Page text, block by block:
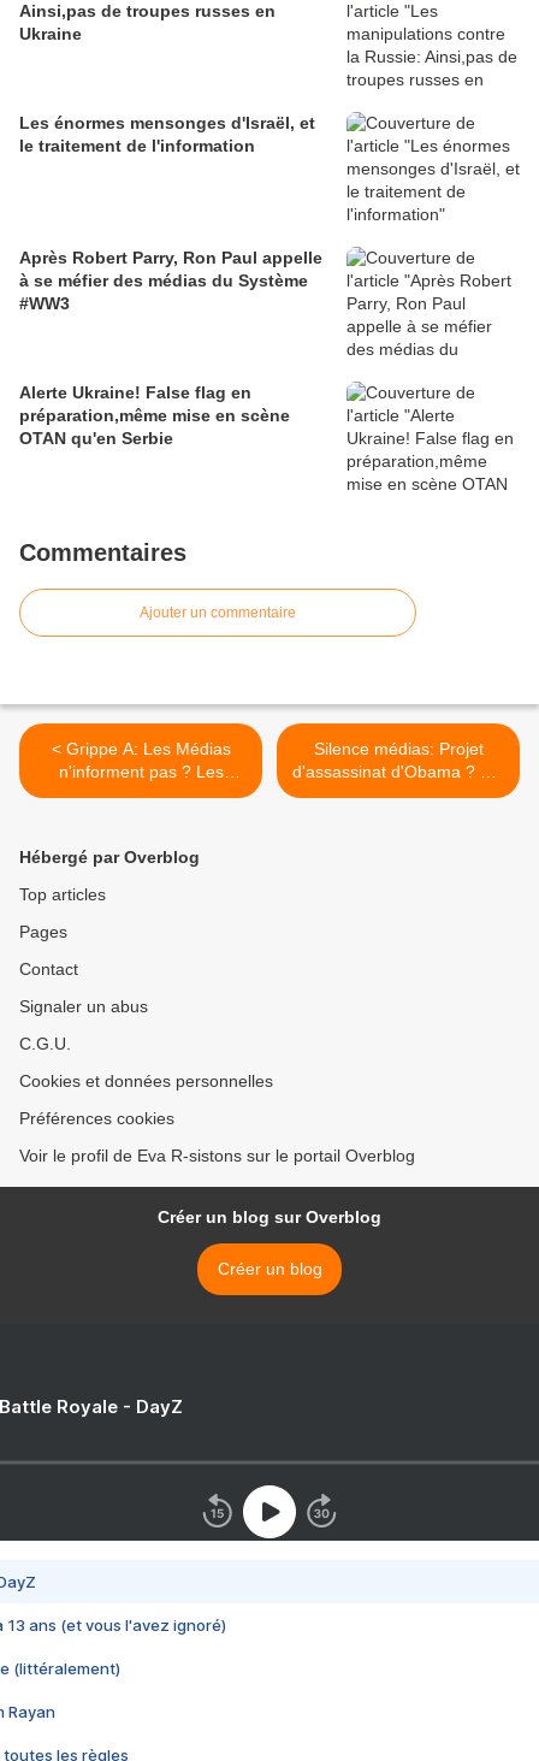
Ainsi,pas de troupes russes en
Ukraine
Les énormes mensonges d'Israël, et
le traitement de l'information
Après Robert Parry, Ron Paul appelle
à se méfier des médias du Système
#WW3
Alerte Ukraine! False flag en
préparation,même mise en scène
OTAN qu'en Serbie
Commentaires
Ajouter un commentaire
< Grippe A: Les Médias
n'informent pas ? Les
blogueurs les remplacent !
Silence médias: Projet
d'assassinat d'Obama ? Fin
crise, ou..début ? >
Hébergé par Overblog
Top articles
Pages
Contact
Signaler un abus
C.G.U.
Cookies et données personnelles
Préférences cookies
Voir le profil de Eva R-sistons sur le portail Overblog
Créer un blog sur Overblog
Créer un blog
Royale - DayZ
13 ans (et vous l'avez ignoré)
(littéralement)
Rayan
toutes les règles